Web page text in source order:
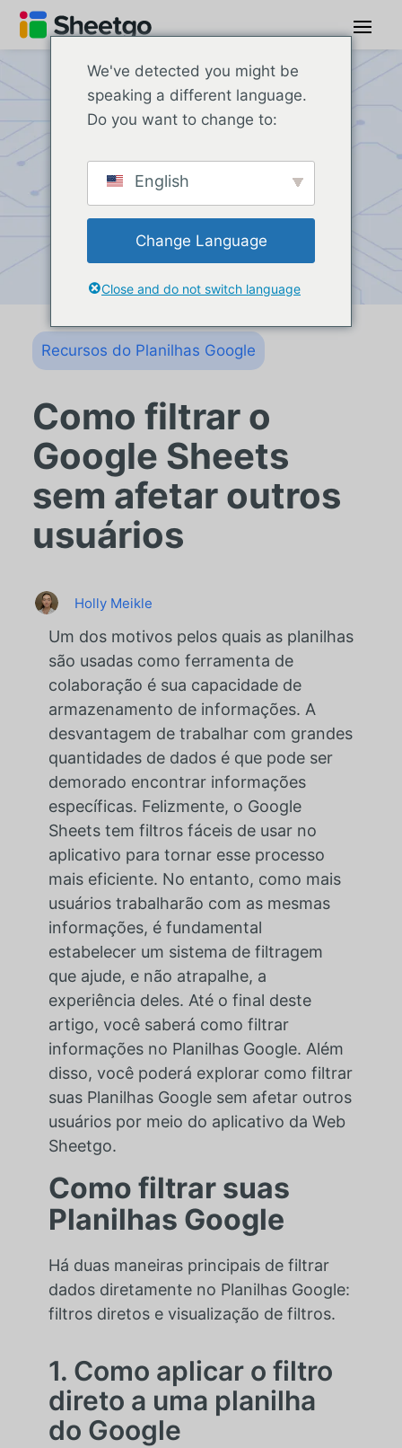
Recursos do Planilhas Google
Como filtrar o
Google Sheets
sem afetar outros
usuários
Holly Meikle
Um dos motivos pelos quais as planilhas
são usadas como ferramenta de
colaboração é sua capacidade de
armazenamento de informações. A
desvantagem de trabalhar com grandes
quantidades de dados é que pode ser
demorado encontrar informações
específicas. Felizmente, o Google
Sheets tem filtros fáceis de usar no
aplicativo para tornar esse processo
mais eficiente. No entanto, como mais
usuários trabalharão com as mesmas
informações, é fundamental
estabelecer um sistema de filtragem
que ajude, e não atrapalhe, a
experiência deles. Até o final deste
artigo, você saberá como filtrar
informações no Planilhas Google. Além
disso, você poderá explorar como filtrar
suas Planilhas Google sem afetar outros
usuários por meio do aplicativo da Web
Sheetgo.
Como filtrar suas
Planilhas Google
Há duas maneiras principais de filtrar
dados diretamente no Planilhas Google:
filtros diretos e visualização de filtros.
1. Como aplicar o filtro
direto a uma planilha
do Google
We've detected you might be
speaking a different language.
Do you want to change to:
English
Change Language
Close and do not switch language